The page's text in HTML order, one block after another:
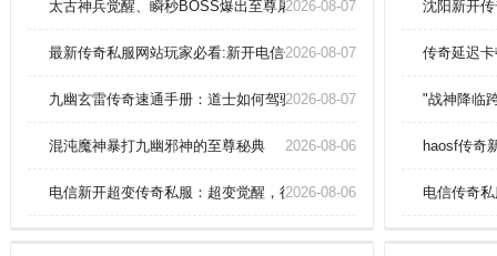
太古神兵觉醒、瞬秒BOSS爆出至尊屠龙！2026-08-07
最新传奇私服网站玩家必看:新开电信传奇网站法师怎么提升集体隐身
2026-08-07
九幽玄雷传奇速通手册：道士如何驾驭地狱炎龙？
2026-08-07
混沌魔神暴打九幽邪神的至尊秘典 2026-08-06
电信新开超变传奇私服：超变觉醒，征伐未知暗殿
2026-08-06
沈阳新开
传奇延迟
"战神降临
haosf传奇
电信传奇